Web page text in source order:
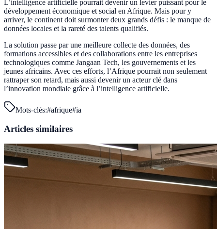
L’intelligence artificielle pourrait devenir un levier puissant pour le
développement économique et social en Afrique. Mais pour y
arriver, le continent doit surmonter deux grands défis : le manque de
données locales et la rareté des talents qualifiés.
La solution passe par une meilleure collecte des données, des
formations accessibles et des collaborations entre les entreprises
technologiques comme Jangaan Tech, les gouvernements et les
jeunes africains. Avec ces efforts, l’Afrique pourrait non seulement
rattraper son retard, mais aussi devenir un acteur clé dans
l’innovation mondiale grâce à l’intelligence artificielle.
Mots-clés:#afrique#ia
Articles similaires